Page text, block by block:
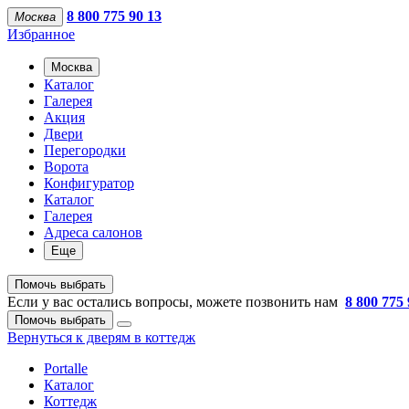
Москва
8 800 775 90 13
Избранное
Москва
Каталог
Галерея
Акция
Двери
Перегородки
Ворота
Конфигуратор
Каталог
Галерея
Адреса салонов
Еще
Помочь выбрать
Если у вас остались вопросы, можете позвонить нам 8 800 775
Помочь выбрать
Вернуться к дверям в коттедж
Portalle
Каталог
Коттедж